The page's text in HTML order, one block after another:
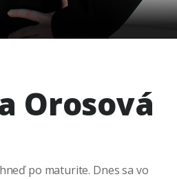
Orosová
po maturite. Dnes sa vo